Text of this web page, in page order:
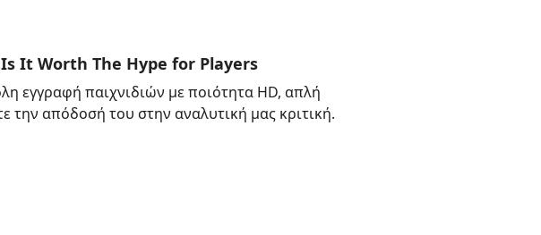
Is It Worth The Hype for Players
εγγραφή παιχνιδιών με ποιότητα HD, απλή
την απόδοσή του στην αναλυτική μας κριτική.